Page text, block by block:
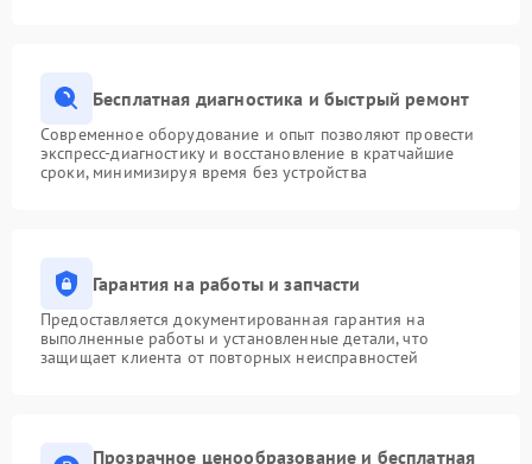
Бесплатная диагностика и быстрый ремонт
Современное оборудование и опыт позволяют провести
экспресс-диагностику и восстановление в кратчайшие
сроки, минимизируя время без устройства
Гарантия на работы и запчасти
Предоставляется документированная гарантия на
выполненные работы и установленные детали, что
защищает клиента от повторных неисправностей
Прозрачное ценообразование и бесплатная